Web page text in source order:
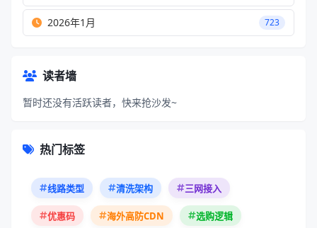
2026年1月 723
读者墙
暂时还没有活跃读者，快来抢沙发~
热门标签
线路类型 清洗架构 三网接入
优惠码 海外高防CDN 选购逻辑